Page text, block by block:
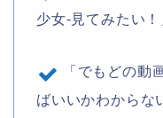
少女-見てみたい！
「でもどの動
ばいいかわからな